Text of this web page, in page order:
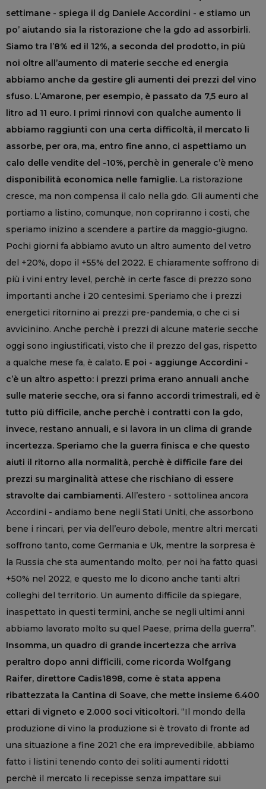
settimane - spiega il dg Daniele Accordini - e stiamo un
po’ aiutando sia la ristorazione che la gdo ad assorbirli.
Siamo tra l’8% ed il 12%, a seconda del prodotto, in più
noi oltre all’aumento di materie secche ed energia
abbiamo anche da gestire gli aumenti dei prezzi del vino
sfuso. L’Amarone, per esempio, è passato da 7,5 euro al
litro ad 11 euro. I primi rinnovi con qualche aumento li
abbiamo raggiunti con una certa difficoltà, il mercato li
assorbe, per ora, ma, entro fine anno, ci aspettiamo un
calo delle vendite del -10%, perchè in generale c’è meno
disponibilità economica nelle famiglie. La ristorazione
cresce, ma non compensa il calo nella gdo. Gli aumenti che
portiamo a listino, comunque, non copriranno i costi, che
speriamo inizino a scendere a partire da maggio-giugno.
Pochi giorni fa abbiamo avuto un altro aumento del vetro
del +20%, dopo il +55% del 2022. E chiaramente soffrono di
più i vini entry level, perchè in certe fasce di prezzo sono
importanti anche i 20 centesimi. Speriamo che i prezzi
energetici ritornino ai prezzi pre-pandemia, o che ci si
avvicinino. Anche perchè i prezzi di alcune materie secche
oggi sono ingiustificati, visto che il prezzo del gas, rispetto
a qualche mese fa, è calato. E poi - aggiunge Accordini -
c’è un altro aspetto: i prezzi prima erano annuali anche
sulle materie secche, ora si fanno accordi trimestrali, ed è
tutto più difficile, anche perchè i contratti con la gdo,
invece, restano annuali, e si lavora in un clima di grande
incertezza. Speriamo che la guerra finisca e che questo
aiuti il ritorno alla normalità, perchè è difficile fare dei
prezzi su marginalità attese che rischiano di essere
stravolte dai cambiamenti. All’estero - sottolinea ancora
Accordini - andiamo bene negli Stati Uniti, che assorbono
bene i rincari, per via dell’euro debole, mentre altri mercati
soffrono tanto, come Germania e Uk, mentre la sorpresa è
la Russia che sta aumentando molto, per noi ha fatto quasi
+50% nel 2022, e questo me lo dicono anche tanti altri
colleghi del territorio. Un aumento difficile da spiegare,
inaspettato in questi termini, anche se negli ultimi anni
abbiamo lavorato molto su quel Paese, prima della guerra”.
Insomma, un quadro di grande incertezza che arriva
peraltro dopo anni difficili, come ricorda Wolfgang
Raifer, direttore Cadis1898, come è stata appena
ribattezzata la Cantina di Soave, che mette insieme 6.400
ettari di vigneto e 2.000 soci viticoltori. “Il mondo della
produzione di vino la produzione si è trovato di fronte ad
una situazione a fine 2021 che era imprevedibile, abbiamo
fatto i listini tenendo conto dei soliti aumenti ridotti
perchè il mercato li recepisse senza impattare sui